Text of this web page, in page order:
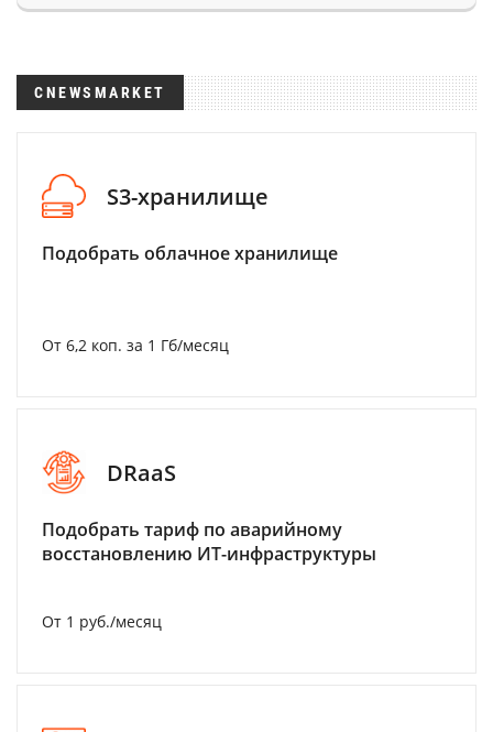
CNEWSMARKET
S3-хранилище
Подобрать облачное хранилище
От 6,2 коп. за 1 Гб/месяц
DRaaS
Подобрать тариф по аварийному
восстановлению ИТ-инфраструктуры
От 1 руб./месяц